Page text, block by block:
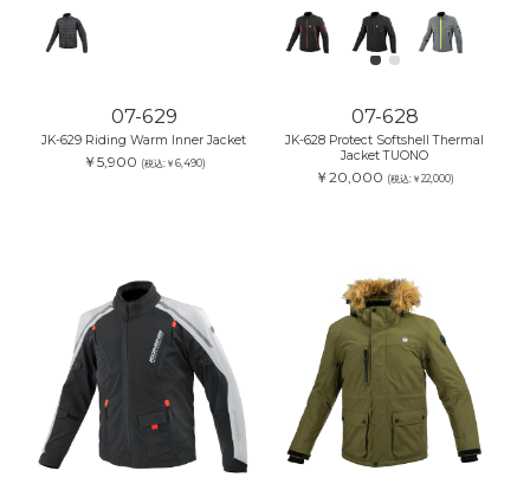
07-629
JK-629 Riding Warm Inner Jacket
￥5,900 (税込:￥6,490)
07-628
JK-628 Protect Softshell Thermal
Jacket TUONO
￥20,000 (税込:￥22,000)